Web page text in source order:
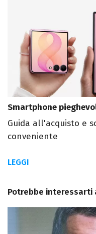
Smartphone
Guida all'acquisto e
conveniente
LEGGI
Potrebbe interessarti